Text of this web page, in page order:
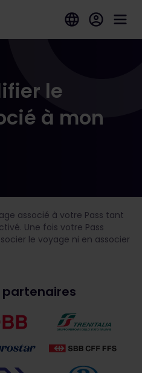
le
à mon
associé à votre Pass tant
Une fois votre Pass
le voyage ni en associer
partenaires